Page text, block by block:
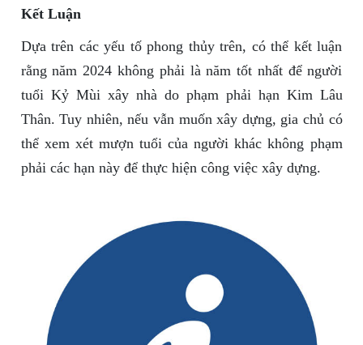
Kết Luận
Dựa trên các yếu tố phong thủy trên, có thể kết luận
rằng năm 2024 không phải là năm tốt nhất để người
tuổi Kỷ Mùi xây nhà do phạm phải hạn Kim Lâu
Thân. Tuy nhiên, nếu vẫn muốn xây dựng, gia chủ có
thể xem xét mượn tuổi của người khác không phạm
phải các hạn này để thực hiện công việc xây dựng.